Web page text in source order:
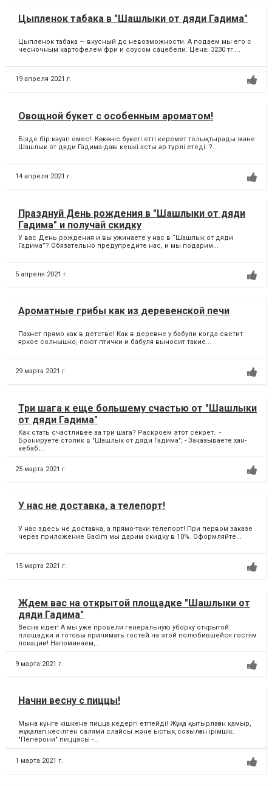
Цыпленок табака в "Шашлыки от дяди Гадима"
Цыпленок табака — вкусный до невозможности. А подаем мы его с
чесночным картофелем фри и соусом сацебели. Цена: 3230 тг....
19 апреля 2021 г.
Овощной букет с особенным ароматом!
Бізде бір кәуап емес! Көкөніс букеті етті керемет толықтырады және
Шашлык от дяди Гадима-дағы кешкі асты әр түрлі етеді. ?...
14 апреля 2021 г.
Празднуй День рождения в "Шашлыки от дяди
Гадима" и получай скидку
У вас День рождения и вы ужинаете у нас в “Шашлык от дяди
Гадима”? Обязательно предупредите нас, и мы подарим...
5 апреля 2021 г.
Ароматные грибы как из деревенской печи
Пахнет прямо как в детстве! Как в деревне у бабули когда светит
яркое солнышко, поют птички и бабуля выносит такие...
29 марта 2021 г.
Три шага к еще большему счастью от "Шашлыки
от дяди Гадима"
Как стать счастливее за три шага? Раскроем этот секрет. -
Бронируете столик в "Шашлык от дяди Гадима"; - Заказываете хан-
кебаб;...
25 марта 2021 г.
У нас не доставка, а телепорт!
У нас здесь не доставка, а прямо-таки телепорт! При первом заказе
через приложение Gadim мы дарим скидку в 10%. Оформляйте...
15 марта 2021 г.
Ждем вас на открытой площадке "Шашлыки от
дяди Гадима"
Весна идет! А мы уже провели генеральную уборку открытой
площадки и готовы принимать гостей на этой полюбившейся гостям
локации! Напоминаем,...
9 марта 2021 г.
Начни весну с пиццы!
Мына күнге кішкене пицца кедергі етпейді! Жұқа қытырлаған қамыр,
жұқалап кесілген салями слайсы және ыстық созылған ірімшік.
"Пеперони" пиццасы -...
1 марта 2021 г.